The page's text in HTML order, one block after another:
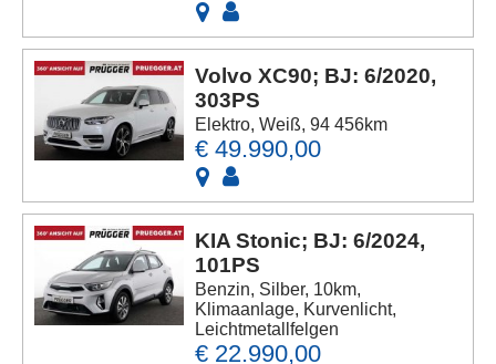
Volvo XC90; BJ: 6/2020,
303PS
Elektro, Weiß, 94 456km
€ 49.990,00
KIA Stonic; BJ: 6/2024,
101PS
Benzin, Silber, 10km,
Klimaanlage, Kurvenlicht,
Leichtmetallfelgen
€ 22.990,00